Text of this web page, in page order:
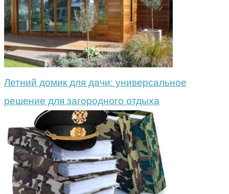
Летний домик для дачи: универсальное
решение для загородного отдыха